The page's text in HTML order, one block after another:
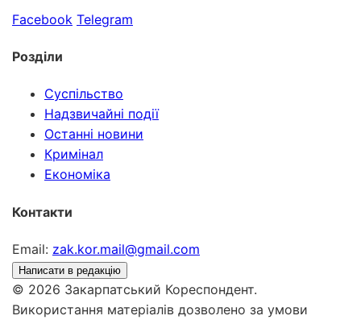
Facebook Telegram
Розділи
Суспільство
Надзвичайні події
Останні новини
Кримінал
Економіка
Контакти
Email: zak.kor.mail@gmail.com
Написати в редакцію
© 2026 Закарпатський Кореспондент.
Використання матеріалів дозволено за умови